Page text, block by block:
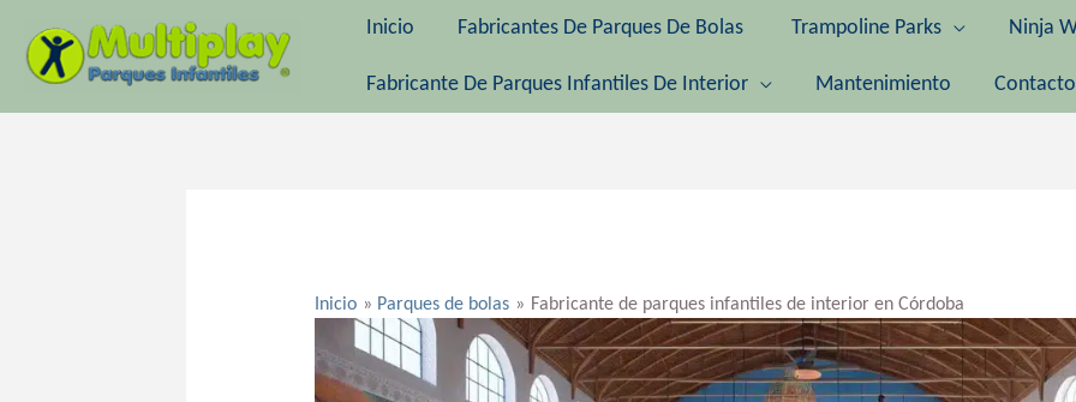
contenido
Inicio Fabricantes De Parques De Bolas Trampoline Parks Ninja
Fabricante De Parques Infantiles De Interior Mantenimiento Contacto
Inicio Parques de bolas Fabricante de parques infantiles de interior en Córdoba